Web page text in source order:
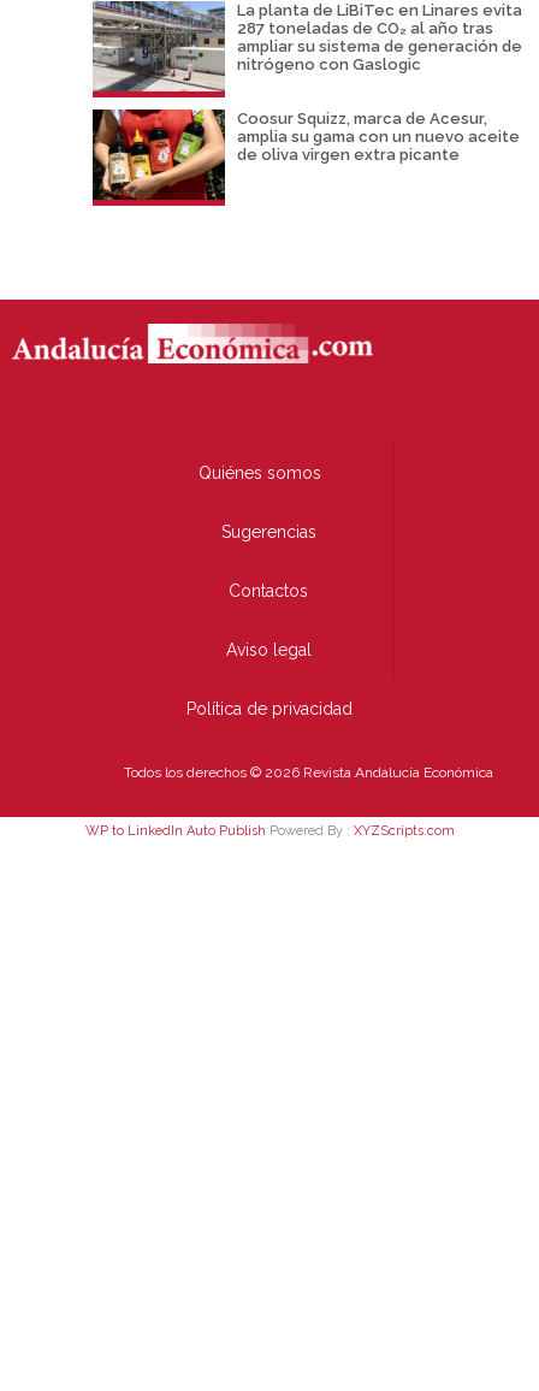
La planta de LiBiTec en Linares evita
287 toneladas de CO₂ al año tras
ampliar su sistema de generación de
nitrógeno con Gaslogic
Coosur Squizz, marca de Acesur,
amplia su gama con un nuevo aceite
de oliva virgen extra picante
Quiénes somos
Sugerencias
Contactos
Aviso legal
Política de privacidad
Todos los derechos © 2026 Revista Andalucía Económica
WP to LinkedIn Auto Publish Powered By : XYZScripts.com